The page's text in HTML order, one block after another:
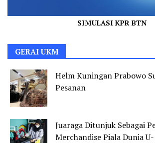
SIMULASI KPR BTN
GERAI UKM
Helm Kuningan Prabowo
Pesanan
Juaraga Ditunjuk Sebagai
Merchandise Piala Dunia